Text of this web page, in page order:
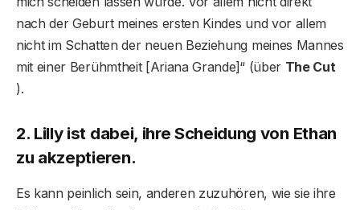
nach der Geburt meines ersten Kindes und vor allem
nicht im Schatten der neuen Beziehung meines Mannes
mit einer Berühmtheit [Ariana Grande]“ (über The Cut
).
2. Lilly ist dabei, ihre Scheidung von Ethan
zu akzeptieren.
Es kann peinlich sein, anderen zuzuhören, wie sie ihre